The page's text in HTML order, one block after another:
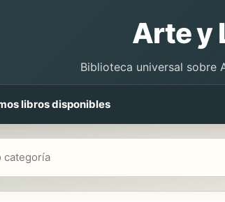
Arte y
Biblioteca universal sobre
libros disponibles